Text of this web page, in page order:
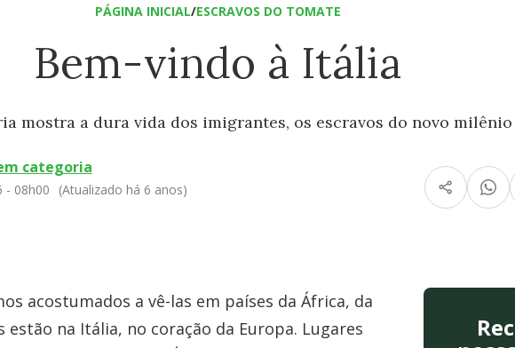
PÁGINA INICIAL/ESCRAVOS DO TOMATE
Bem-vindo à Itália
mostra a dura vida dos imigrantes, os escravos do novo milênio
categoria
- 08h00
(Atualizado há 6 anos)
acostumados a vê-las em países da África, da
estão na Itália, no coração da Europa. Lugares